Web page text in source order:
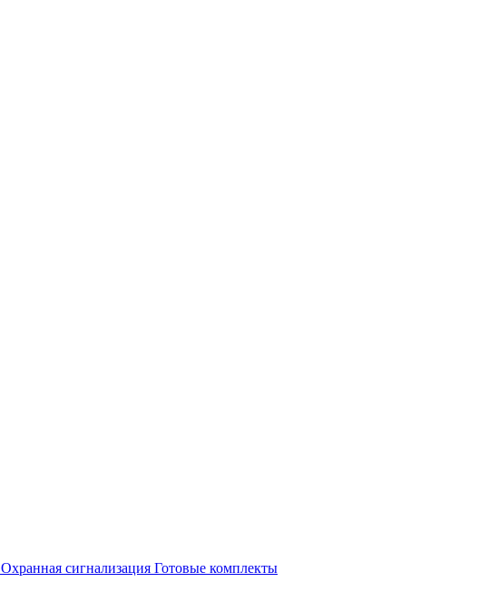
Охранная сигнализация Готовые комплекты